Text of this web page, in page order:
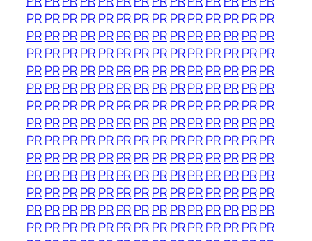
PRPRPRPRPR PRPRPRPRPRPRPR PRPR
PRPRPRPRPR PRPRPRPRPRPRPR PRPR
PRPRPRPRPR PRPRPRPRPRPRPR PRPR
PRPRPRPRPR PRPRPRPRPRPRPR PRPR
PRPRPRPRPR PRPRPRPRPRPRPR PRPR
PRPRPRPRPR PRPRPRPRPRPRPR PRPR
PRPRPRPRPR PRPRPRPRPRPRPR PRPR
PRPRPRPRPR PRPRPRPRPRPRPR PRPR
PRPRPRPRPR PRPRPRPRPRPRPR PRPR
PRPRPRPRPR PRPRPRPRPRPRPR PRPR
PRPRPRPRPR PRPRPRPRPRPRPR PRPR
PRPRPRPRPR PRPRPRPRPRPRPR PRPR
PRPRPRPRPR PRPRPRPRPRPRPR PRPR